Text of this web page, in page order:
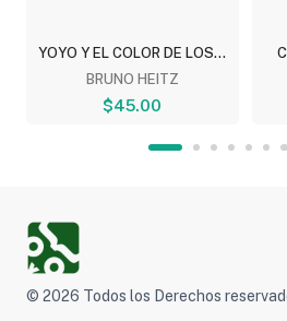
YOYO Y EL COLOR DE LOS...
BRUNO HEITZ
$45.00
© 2026 Todos los Derechos